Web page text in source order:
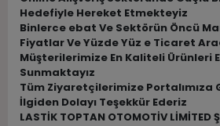
Hedefiyle Hereket Etmekteyiz
Binlerce ebat Ve Sektörün Öncü
Fiyatlar Ve Yüzde Yüz e Ticaret
Müşterilerimize En Kaliteli Ürünleri
Sunmaktayız
Tüm Ziyaretçilerimize Portalımıza
İlgiden Dolayı Teşekkür Ederiz
LASTİK TOPTAN OTOMOTİV LİMİTED